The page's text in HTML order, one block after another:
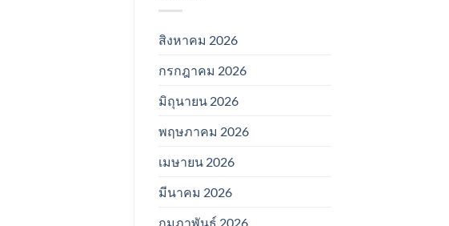
สิงหาคม 2026
กรกฎาคม 2026
มิถุนายน 2026
พฤษภาคม 2026
เมษายน 2026
มีนาคม 2026
กุมภาพันธ์ 2026